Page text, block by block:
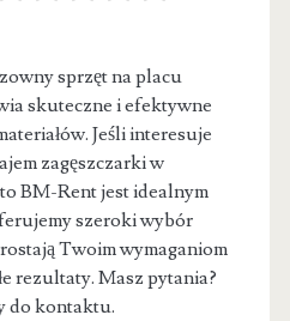
sprzęt na placu
skuteczne i efektywne
Jeśli interesuje
zagęszczarki w
BM-Rent jest idealnym
szeroki wybór
Twoim wymaganiom
rezultaty. Masz pytania?
do kontaktu.